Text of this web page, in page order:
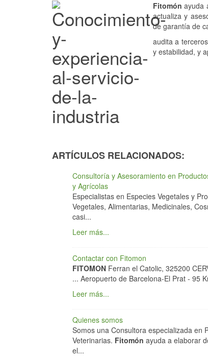
Fitomón ayuda
actualiza y
de garantía de
audita a
y estabilidad, y
ARTÍCULOS RELACIONADOS:
Consultoría y Asesoramiento en
y Agrícolas
Especialistas en Especies Vegetales y
Vegetales, Alimentarias, Medicinales,
casi...
Leer más...
Contactar con Fitomon
FITOMON Ferran el Catolic, 325200
... Aeropuerto de Barcelona-El Prat - 95
Leer más...
Quienes somos
Somos una Consultora especializada en
Veterinarias. Fitomón ayuda a elaborar
el...